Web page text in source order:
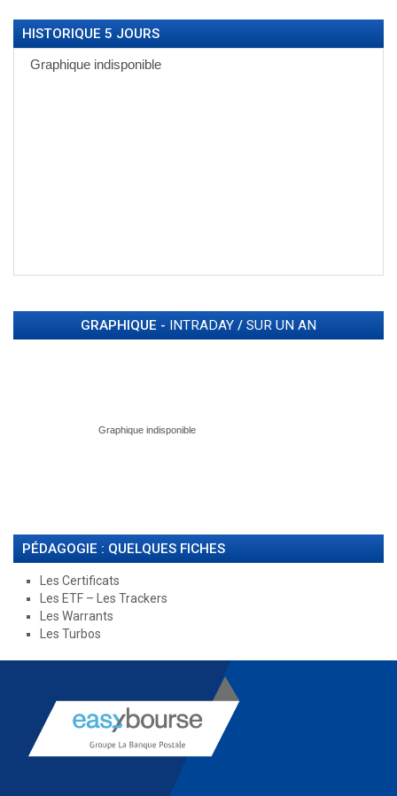
HISTORIQUE 5 JOURS
GRAPHIQUE - INTRADAY / SUR UN AN
PÉDAGOGIE : QUELQUES FICHES
Les Certificats
Les ETF – Les Trackers
Les Warrants
Les Turbos